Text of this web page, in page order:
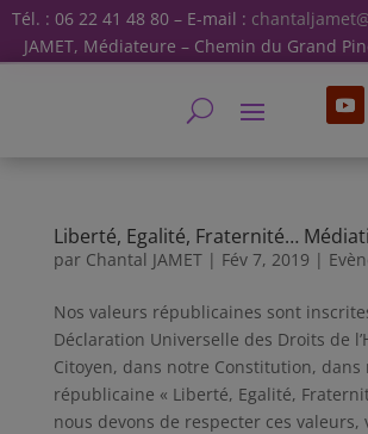
Tél. : 06 22 41 48 80 – E-mail :
JAMET, Médiateure – Chemin du Grand
Liberté, Egalité, Fraternité…
par Chantal JAMET| Fév 7, 2019 |
Nos valeurs républicaines sont
Déclaration Universelle des Droits de
Citoyen, dans notre Constitution, dans
républicaine « Liberté, Egalité,
nous devons de respecter ces valeurs,